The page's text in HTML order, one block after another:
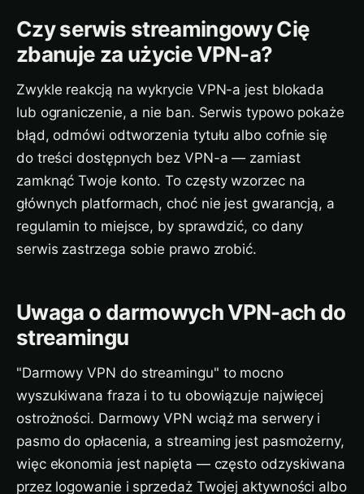
Czy serwis streamingowy Cię
zbanuje za użycie VPN-a?
Zwykle reakcją na wykrycie VPN-a jest blokada
lub ograniczenie, a nie ban. Serwis typowo pokaże
błąd, odmówi odtworzenia tytułu albo cofnie się
do treści dostępnych bez VPN-a — zamiast
zamknąć Twoje konto. To częsty wzorzec na
głównych platformach, choć nie jest gwarancją, a
regulamin to miejsce, by sprawdzić, co dany
serwis zastrzega sobie prawo zrobić.
Uwaga o darmowych VPN-ach do
streamingu
"Darmowy VPN do streamingu" to mocno
wyszukiwana fraza i to tu obowiązuje najwięcej
ostrożności. Darmowy VPN wciąż ma serwery i
pasmo do opłacenia, a streaming jest pasmożerny,
więc ekonomia jest napięta — często odzyskiwana
przez logowanie i sprzedaż Twojej aktywności albo